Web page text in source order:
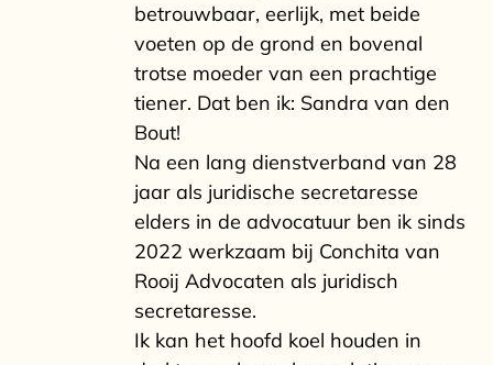
betrouwbaar, eerlijk, met beide
voeten op de grond en bovenal
trotse moeder van een prachtige
tiener. Dat ben ik: Sandra van den
Bout!
Na een lang dienstverband van 28
jaar als juridische secretaresse
elders in de advocatuur ben ik sinds
2022 werkzaam bij Conchita van
Rooij Advocaten als juridisch
secretaresse.
Ik kan het hoofd koel houden in